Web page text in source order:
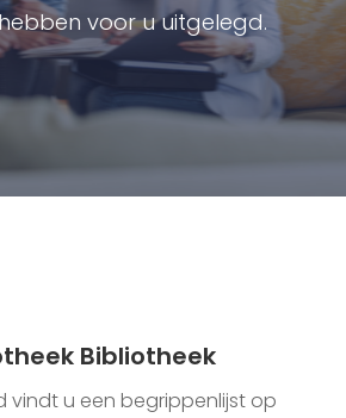
voor u uitgelegd.
Bibliotheek
vindt u een begrippenlijst op